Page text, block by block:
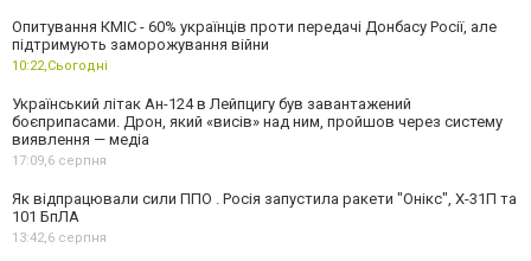
Опитування КМІС - 60% українців проти передачі Донбасу Росії, але
підтримують заморожування війни
10:22,Сьогодні
Український літак Ан-124 в Лейпцигу був завантажений
боєприпасами. Дрон, який «висів» над ним, пройшов через систему
виявлення — медіа
17:09,6 серпня
Як відпрацювали сили ППО . Росія запустила ракети "Онікс", Х-31П та
101 БпЛА
13:42,6 серпня